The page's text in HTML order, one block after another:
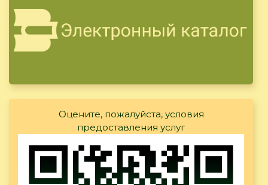
Оцените, пожалуйста, условия
предоставления услуг